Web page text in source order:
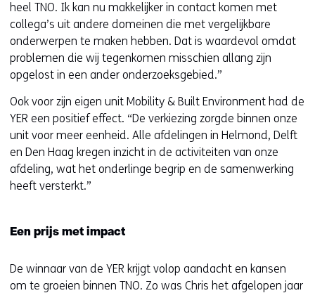
heel TNO. Ik kan nu makkelijker in contact komen met
collega’s uit andere domeinen die met vergelijkbare
onderwerpen te maken hebben. Dat is waardevol omdat
problemen die wij tegenkomen misschien allang zijn
opgelost in een ander onderzoeksgebied.”
Ook voor zijn eigen unit Mobility & Built Environment had de
YER een positief effect. “De verkiezing zorgde binnen onze
unit voor meer eenheid. Alle afdelingen in Helmond, Delft
en Den Haag kregen inzicht in de activiteiten van onze
afdeling, wat het onderlinge begrip en de samenwerking
heeft versterkt.”
Een prijs met impact
De winnaar van de YER krijgt volop aandacht en kansen
om te groeien binnen TNO. Zo was Chris het afgelopen jaar